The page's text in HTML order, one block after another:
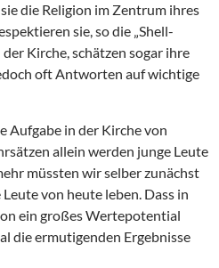
die Religion im Zentrum ihres
sie, so die „Shell-
Kirche, schätzen sogar ihre
oft Antworten auf wichtige
Aufgabe in der Kirche von
allein werden junge Leute
müssten wir selber zunächst
von heute leben. Dass in
ein großes Wertepotential
die ermutigenden Ergebnisse